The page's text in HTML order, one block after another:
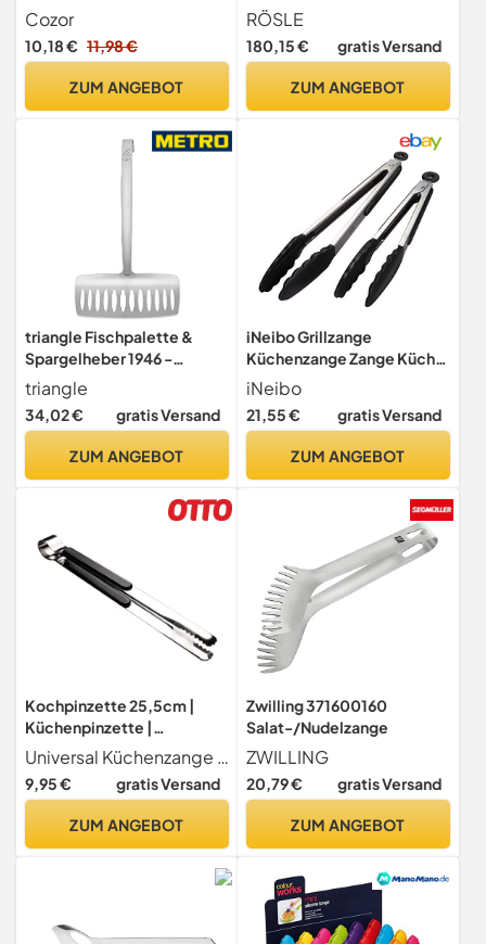
Grillzange Kochzange
Cozor
10,18 € 11,98 €
ZUM ANGEBOT
Bräter mit Glasdeckel,
Edelstahl 18/10,
backofengeeignet,
spülmaschinengeeignet,Sil
RÖSLE
180,15 € gratis Versand
ZUM ANGEBOT
triangle Fischpalette &
Spargelheber 1946 -
Edelstahl 18/10
triangle
34,02 € gratis Versand
ZUM ANGEBOT
iNeibo Grillzange
Küchenzange Zange Küche
aus Rostfreim Edelstahl und
Silikon Fleischzange
Kochzange mit
Silikongriff 2er Set 30cm
iNeibo
21,55 € gratis Versand
ZUM ANGEBOT
Kochpinzette 25,5cm |
Küchenpinzette |
Grillpinzette | universal
Küchenzange | BBQ
Grillzange aus Edelstahl |
Brotzange |Gourmetzange
Universal Küchenzange aus rostfreiem Edelstahl 25,5 cm
9,95 € gratis Versand
ZUM ANGEBOT
Zwilling 371600160
Salat-/Nudelzange
ZWILLING
20,79 € gratis Versand
ZUM ANGEBOT